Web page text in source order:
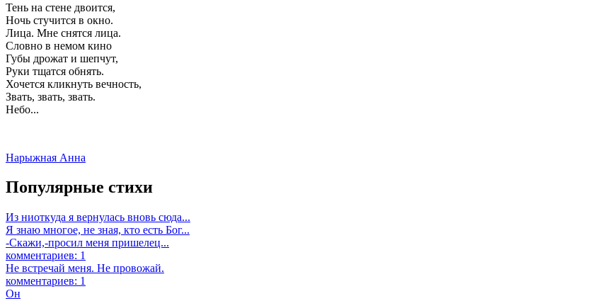
Тень на стене двоится,
Ночь стучится в окно.
Лица. Мне снятся лица.
Словно в немом кино
Губы дрожат и шепчут,
Руки тщатся обнять.
Хочется кликнуть вечность,
Звать, звать, звать.
Небо...
Нарыжная Анна
Популярные стихи
Из ниоткуда я вернулась вновь сюда...
Я знаю многое, не зная, кто есть Бог...
-Скажи,-просил меня пришелец...
комментариев: 1
Не встречай меня. Не провожай.
комментариев: 1
Он